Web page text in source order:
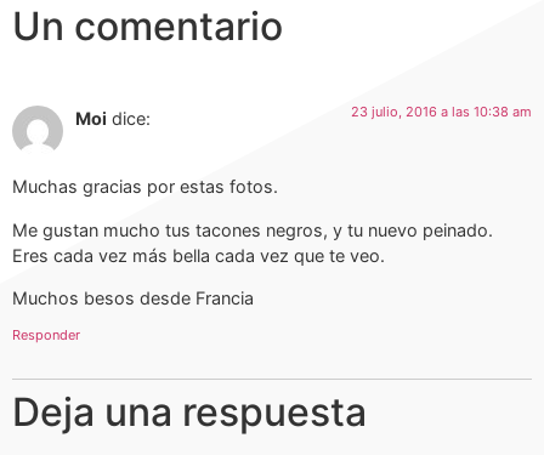
Un comentario
Moi dice: 23 julio, 2016 a las 10:38 am
Muchas gracias por estas fotos.
Me gustan mucho tus tacones negros, y tu nuevo peinado.
Eres cada vez más bella cada vez que te veo.
Muchos besos desde Francia
Responder
Deja una respuesta